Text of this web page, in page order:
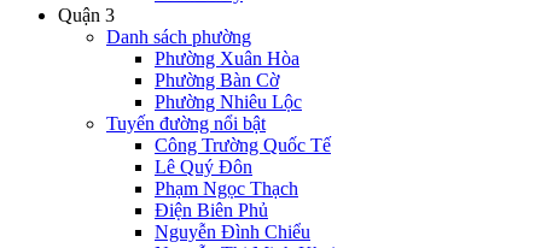
Quận 3
Danh sách phường
Phường Xuân Hòa
Phường Bàn Cờ
Phường Nhiêu Lộc
Tuyến đường nổi bật
Công Trường Quốc Tế
Lê Quý Đôn
Phạm Ngọc Thạch
Điện Biên Phủ
Nguyễn Đình Chiểu